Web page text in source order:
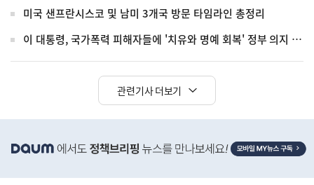
미국 샌프란시스코 및 남미 3개국 방문 타임라인 총정리
이 대통령, 국가폭력 피해자들에 '치유와 명예 회복' 정부 의지 전달
관련기사 더보기
단
배